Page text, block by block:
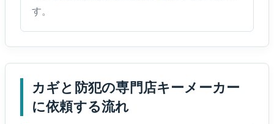
す。
カギと防犯の専門店キーメーカー
に依頼する流れ